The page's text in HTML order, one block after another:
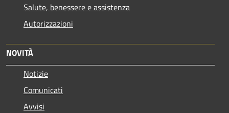
Salute, benessere e assistenza
Autorizzazioni
NOVITÀ
Notizie
Comunicati
Avvisi